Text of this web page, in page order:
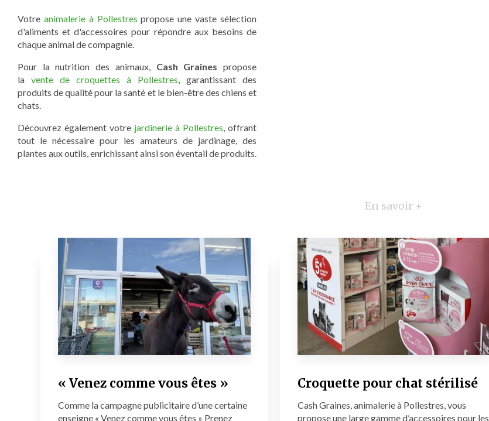
Votre animalerie à Pollestres propose une vaste sélection
d'aliments et d'accessoires pour répondre aux besoins de
chaque animal de compagnie.
Pour la nutrition des animaux, Cash Graines propose
la vente de croquettes à Pollestres , garantissant des
produits de qualité pour la santé et le bien-être des chiens et
chats.
Découvrez également votre jardinerie à Pollestres , offrant
tout le nécessaire pour les amateurs de jardinage, des
plantes aux outils, enrichissant ainsi son éventail de produits.
En savoir +
« Venez comme vous êtes »
Comme la campagne publicitaire d’une certaine
enseigne « Venez comme vous êtes » Prenez
Croquette pour chat stérilisé
Cash Graines, animalerie à Pollestres, vous
propose une large gamme d’accessoires pour les